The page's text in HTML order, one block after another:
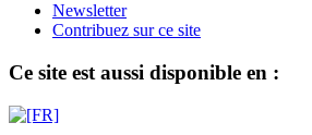
Newsletter
Contribuez sur ce site
Ce site est aussi disponible en :